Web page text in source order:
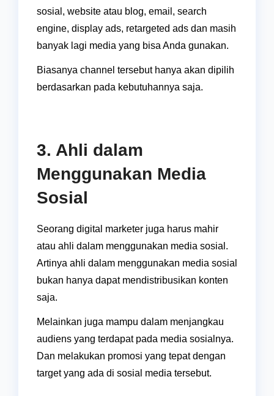
sosial, website atau blog, email, search
engine, display ads, retargeted ads dan masih
banyak lagi media yang bisa Anda gunakan.
Biasanya channel tersebut hanya akan dipilih
berdasarkan pada kebutuhannya saja.
3. Ahli dalam
Menggunakan Media
Sosial
Seorang digital marketer juga harus mahir
atau ahli dalam menggunakan media sosial.
Artinya ahli dalam menggunakan media sosial
bukan hanya dapat mendistribusikan konten
saja.
Melainkan juga mampu dalam menjangkau
audiens yang terdapat pada media sosialnya.
Dan melakukan promosi yang tepat dengan
target yang ada di sosial media tersebut.